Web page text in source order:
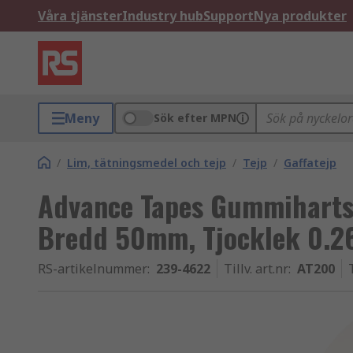
Våra tjänsterIndustry hubSupportNya produkter
Meny Sök efter MPN
/ Lim, tätningsmedel och tejp / Tejp / Gaffatejp
Advance Tapes
Bredd 50mm, Tjocklek
RS-artikelnummer: 239-4622 Tillv. art.nr: AT200